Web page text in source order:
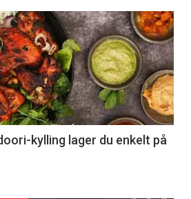
kylling lager du enkelt på